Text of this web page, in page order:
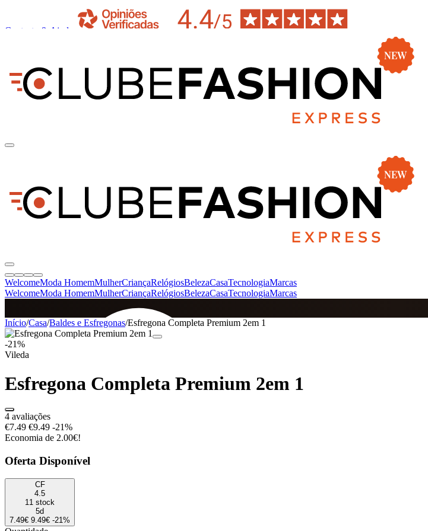
Contacto & Ajuda
WelcomeModa HomemMulherCriançaRelógiosBelezaCasaTecnologiaMarcas
WelcomeModa HomemMulherCriançaRelógiosBelezaCasaTecnologiaMarcas
SINCE 2005
Início/Casa/Baldes e Esfregonas/Esfregona Completa Premium 2em 1
-21%
Vileda
Esfregona Completa Premium 2em 1
4 avaliações
€7.49 €9.49 -21%
Economia de 2.00€!
Oferta Disponível
CF
4.5
11 stock
5d
7.49€ 9.49€ -21%